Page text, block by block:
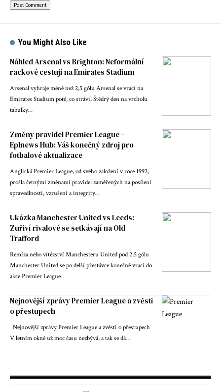
You Might Also Like
Náhled Arsenal vs Brighton: Neformální
rackové cestují na Emirates Stadium
Arsenal vyhraje méně než 2,5 gólu Arsenal se vrací na
Emirates Stadium poté, co strávil Štědrý den na vrcholu
tabulky…
Změny pravidel Premier League –
Eplnews Hub: Váš konečný zdroj pro
fotbalové aktualizace
Anglická Premier League, od svého založení v roce 1992,
prošla četnými změnami pravidel zaměřených na posílení
spravedlnosti, vzrušení a integrity…
Ukázka Manchester United vs Leeds:
Zuřiví rivalové se setkávají na Old
Trafford
Remíza nebo vítězství Manchesteru United pod 2,5 gólu
Manchester United se po delší přestávce konečně vrací do
akce Premier League…
Nejnovější zprávy Premier League a zvěsti
o přestupech
Nejnovější zprávy Premier League a zvěsti o přestupech
V letním okně už moc času nezbývá, a tak se dá…